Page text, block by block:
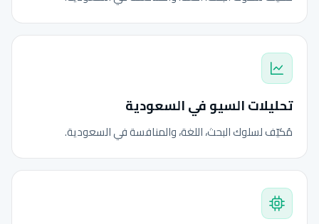
تحليلات السيو في السعودية
مُكيّف لسلوك البحث، اللغة، والمنافسة في السعودية.